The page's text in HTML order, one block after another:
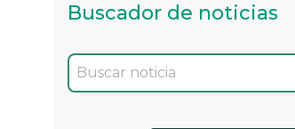
Buscador de noticias